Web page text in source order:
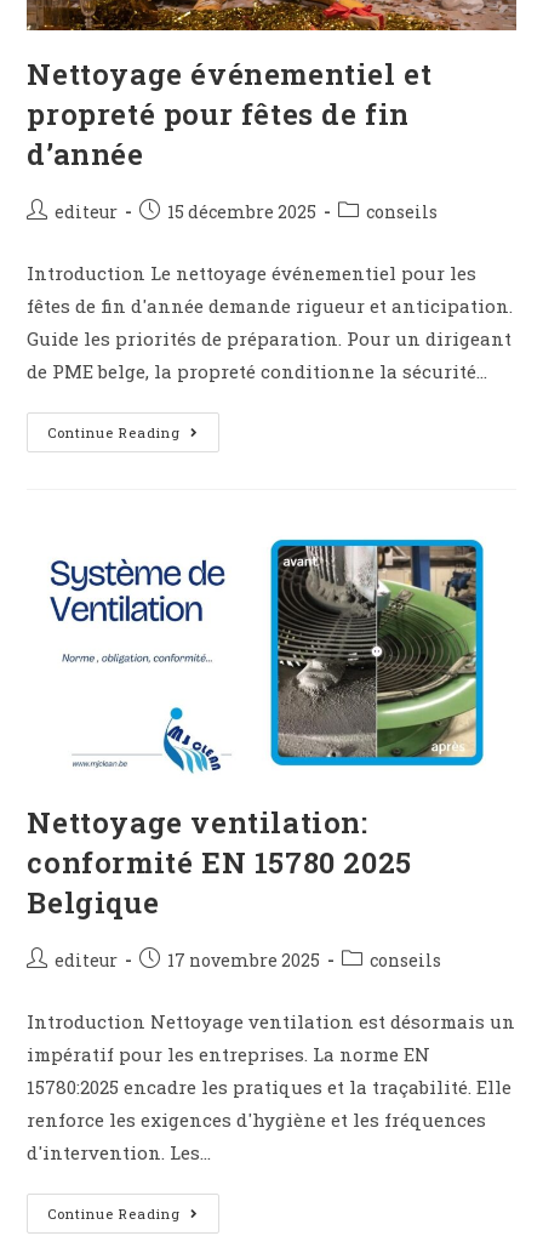
Nettoyage événementiel et
propreté pour fêtes de fin
d’année
editeur 15 décembre 2025 conseils
Introduction Le nettoyage événementiel pour les
fêtes de fin d'année demande rigueur et anticipation.
Guide les priorités de préparation. Pour un dirigeant
de PME belge, la propreté conditionne la sécurité…
Continue Reading
Nettoyage ventilation:
conformité EN 15780 2025
Belgique
editeur 17 novembre 2025 conseils
Introduction Nettoyage ventilation est désormais un
impératif pour les entreprises. La norme EN
15780:2025 encadre les pratiques et la traçabilité. Elle
renforce les exigences d'hygiène et les fréquences
d'intervention. Les…
Continue Reading